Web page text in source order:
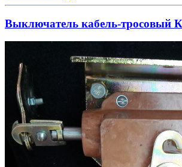
Выключатель кабель-тросовый